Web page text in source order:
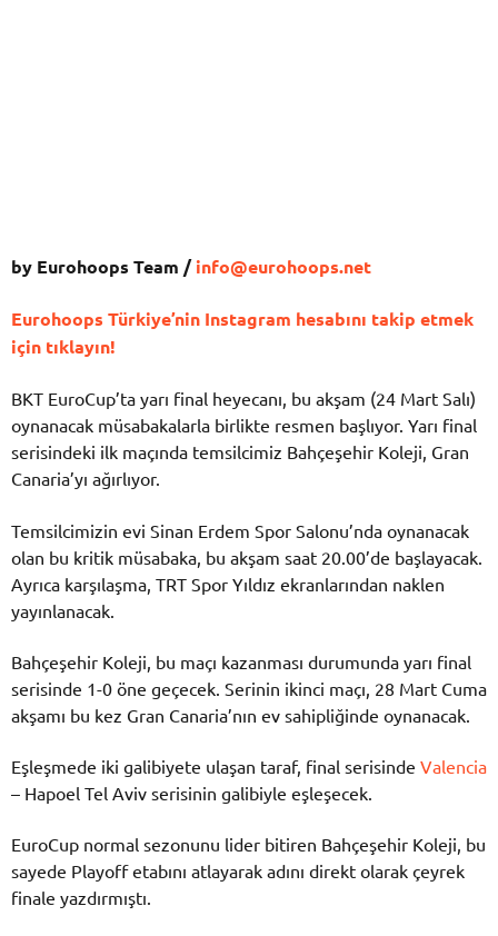
by Eurohoops Team /info@eurohoops.net
Eurohoops Türkiye’nin Instagram hesabını takip etmek
için tıklayın!
BKT EuroCup’ta yarı final heyecanı, bu akşam (24 Mart Salı)
oynanacak müsabakalarla birlikte resmen başlıyor. Yarı final
serisindeki ilk maçında temsilcimiz Bahçeşehir Koleji, Gran
Canaria’yı ağırlıyor.
Temsilcimizin evi Sinan Erdem Spor Salonu’nda oynanacak
olan bu kritik müsabaka, bu akşam saat 20.00’de başlayacak.
Ayrıca karşılaşma, TRT Spor Yıldız ekranlarından naklen
yayınlanacak.
Bahçeşehir Koleji, bu maçı kazanması durumunda yarı final
serisinde 1-0 öne geçecek. Serinin ikinci maçı, 28 Mart Cuma
akşamı bu kez Gran Canaria’nın ev sahipliğinde oynanacak.
Eşleşmede iki galibiyete ulaşan taraf, final serisinde Valencia
– Hapoel Tel Aviv serisinin galibiyle eşleşecek.
EuroCup normal sezonunu lider bitiren Bahçeşehir Koleji, bu
sayede Playoff etabını atlayarak adını direkt olarak çeyrek
finale yazdırmıştı.